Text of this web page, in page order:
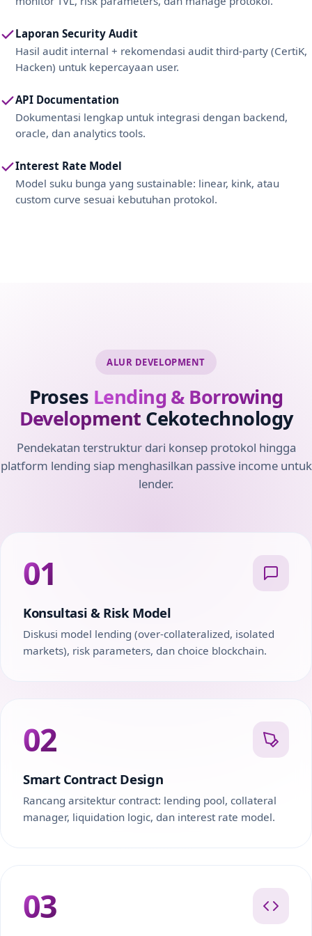
Laporan Security Audit
Hasil audit internal + rekomendasi audit third-party (CertiK,
Hacken) untuk kepercayaan user.
API Documentation
Dokumentasi lengkap untuk integrasi dengan backend,
oracle, dan analytics tools.
Interest Rate Model
Model suku bunga yang sustainable: linear, kink, atau
custom curve sesuai kebutuhan protokol.
ALUR DEVELOPMENT
Proses Lending & Borrowing
Development Cekotechnology
Pendekatan terstruktur dari konsep protokol hingga
platform lending siap menghasilkan passive income untuk
lender.
01
Konsultasi & Risk Model
Diskusi model lending (over-collateralized, isolated
markets), risk parameters, dan choice blockchain.
02
Smart Contract Design
Rancang arsitektur contract: lending pool, collateral
manager, liquidation logic, dan interest rate model.
03